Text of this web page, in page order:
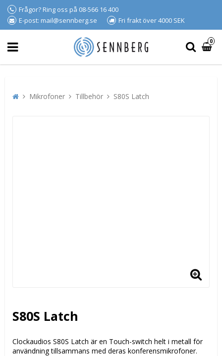
Frågor? Ring oss på 08-566 16 400
E-post: mail@sennberg.se
Fri frakt över 4000 SEK
0
Mikrofoner Tillbehör S80S Latch
S80S Latch
Clockaudios S80S Latch är en Touch-switch helt i metall för
användning tillsammans med deras konferensmikrofoner.